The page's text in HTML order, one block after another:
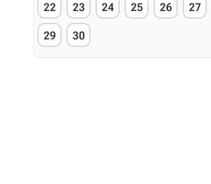
22 23 24 25 26 27
29 30